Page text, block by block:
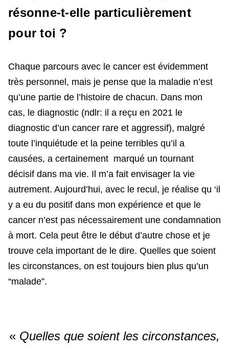
résonne-t-elle particulièrement
pour toi ?
Chaque parcours avec le cancer est évidemment
très personnel, mais je pense que la maladie n’est
qu’une partie de l’histoire de chacun. Dans mon
cas, le diagnostic (ndlr: il a reçu en 2021 le
diagnostic d’un cancer rare et aggressif), malgré
toute l’inquiétude et la peine terribles qu’il a
causées, a certainement marqué un tournant
décisif dans ma vie. Il m’a fait envisager la vie
autrement. Aujourd’hui, avec le recul, je réalise qu ‘il
y a eu du positif dans mon expérience et que le
cancer n’est pas nécessairement une condamnation
à mort. Cela peut être le début d’autre chose et je
trouve cela important de le dire. Quelles que soient
les circonstances, on est toujours bien plus qu’un
“malade”.
« Quelles que soient les circonstances,